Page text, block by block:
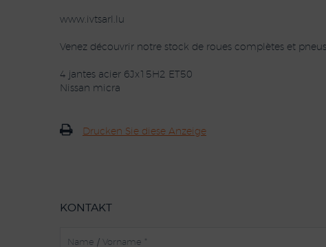
www.ivtsarl.lu
Venez découvrir notre stock de roues complètes et
4 jantes acier 6Jx15H2 ET50
Nissan micra
Drucken Sie diese Anzeige
KONTAKT